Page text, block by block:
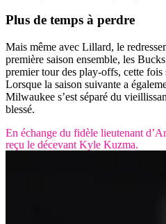
Plus de temps à perdre
Mais même avec Lillard, le
première saison ensemble, les
premier tour des play-offs, cette fois
Lorsque la saison suivante a
Milwaukee s’est séparé du
blessé.
En échange du fidèle lieutenant
reçu le décevant Kyle Kuzma.